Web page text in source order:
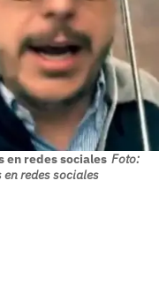
en redes sociales Foto:
redes sociales